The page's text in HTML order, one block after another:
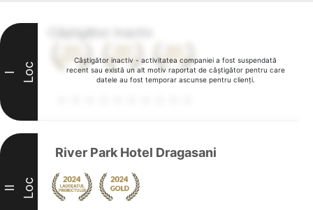
Câștigător inactiv - activitatea companiei a fost suspendată
recent sau există un alt motiv raportat de câștigător pentru care
datele au fost temporar ascunse pentru clienți.
I Loc
II Loc
River Park Hotel Dragasani